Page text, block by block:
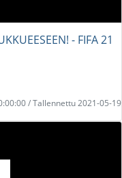
- FIFA 21
/ Tallennettu 2021-05-19